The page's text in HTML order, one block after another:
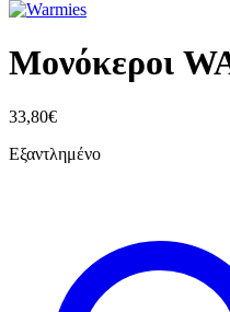
Μονόκεροι
33,80€
Εξαντλημένο